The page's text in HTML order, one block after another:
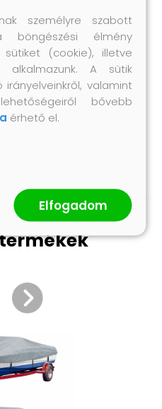
alkalmas
rozsdamentes acél
acél
személyre szabott
élmény
(cookie), illetve
alkalmazunk. A sütik
valamint
bővebb
érhető el.
Elfogadom